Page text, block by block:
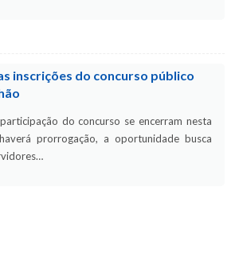
inscrições do concurso público
do concurso se encerram nesta
prorrogação, a oportunidade busca